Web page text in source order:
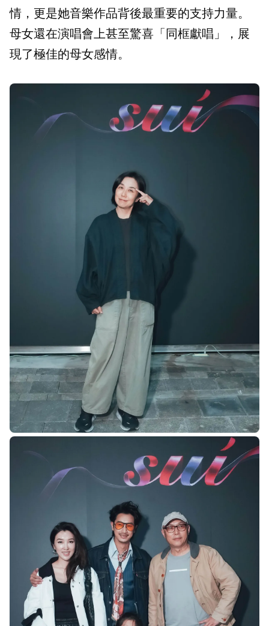
情，更是她音樂作品背後最重要的支持力量。
母女還在演唱會上甚至驚喜「同框獻唱」，展
現了極佳的母女感情。